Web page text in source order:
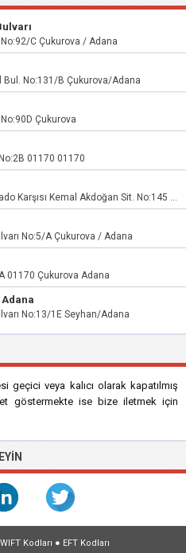
C Çukurova / Adana
Bul. No:131/B Çukurova/Adana
Çukurova
01170 01170
Toros Mah. Turgut Özal Bulv. Mado Karşısı Kemal Akdoğan Sit. No:145 11050 Seyhan
No:5/A Çukurova / Adana
01170 Çukurova Adana
No:13/1E Seyhan/Adana
geçici veya kalıcı olarak kapatılmış
göstermekte ise bize iletmek için
Kodları ● EFT Kodları